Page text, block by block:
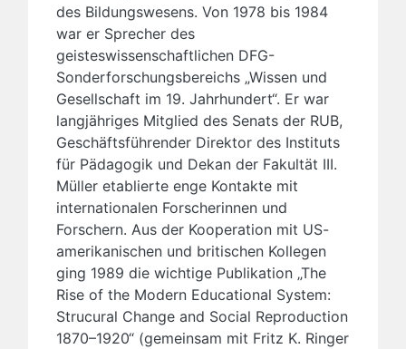
des Bildungswesens. Von 1978 bis 1984
war er Sprecher des
geisteswissenschaftlichen DFG-
Sonderforschungsbereichs „Wissen und
Gesellschaft im 19. Jahrhundert“. Er war
langjähriges Mitglied des Senats der RUB,
Geschäftsführender Direktor des Instituts
für Pädagogik und Dekan der Fakultät III.
Müller etablierte enge Kontakte mit
internationalen Forscherinnen und
Forschern. Aus der Kooperation mit US-
amerikanischen und britischen Kollegen
ging 1989 die wichtige Publikation „The
Rise of the Modern Educational System:
Strucural Change and Social Reproduction
1870–1920“ (gemeinsam mit Fritz K. Ringer